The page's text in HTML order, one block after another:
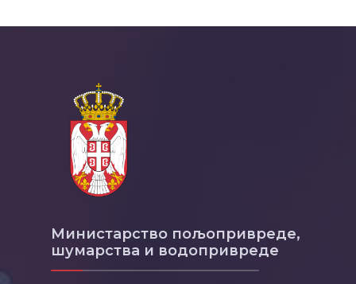
Министарство пољопривреде,
шумарства и водопривреде